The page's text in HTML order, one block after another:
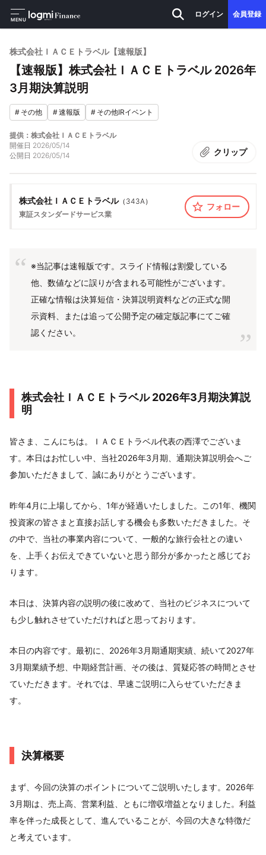
MENU
ログイン 会員登録
株式会社ＩＡＣＥトラベル【速報版】
【速報版】株式会社ＩＡＣＥトラベル 2026年
3月期決算説明
# その他 #速報版 # その他IRイベント
提供：株式会社ＩＡＣＥトラベル
開催日 2026/05/14
公開日 2026/05/14 クリップ
株式会社ＩＡＣＥトラベル（ 343A）
東証スタンダードサービス業
フォロー
※当記事は速報版です。スライド情報は割愛している
他、数値などに誤りが含まれる可能性がございます。
正確な情報は決算短信・決算説明資料などの正式な開
示資料、または追って公開予定の確定版記事にてご確
認ください。
株式会社ＩＡＣＥトラベル 2026年3月期決算説
明
皆さま、こんにちは。ＩＡＣＥトラベル代表の西澤でございま
す。本日はお忙しい中、当社2026年3月期、通期決算説明会へご
参加いただきまして、誠にありがとうございます。
昨年4月に上場してから、1年が経過いたしました。この1年、機関
投資家の皆さまと直接お話しする機会も多数いただきました。そ
の中で、当社の事業内容について、一般的な旅行会社との違い
を、上手くお伝えできていないと思う部分が多かったと感じてお
ります。
本日は、決算内容の説明の後に改めて、当社のビジネスについて
も少し触れさせていただければと思っております。
本日の内容です。最初に、2026年3月期通期実績、続いて2027年
3月期業績予想、中期経営計画、その後は、質疑応答の時間とさせ
ていただきます。それでは、早速ご説明に入らせていただきま
す。
決算概要
まず、今回の決算のポイントについてご説明いたします。2026年
3月期は、売上高、営業利益、ともに増収増益となりました。利益
率を伴った成長として、進んでいることが、今回の大きな特徴だ
と考えています。